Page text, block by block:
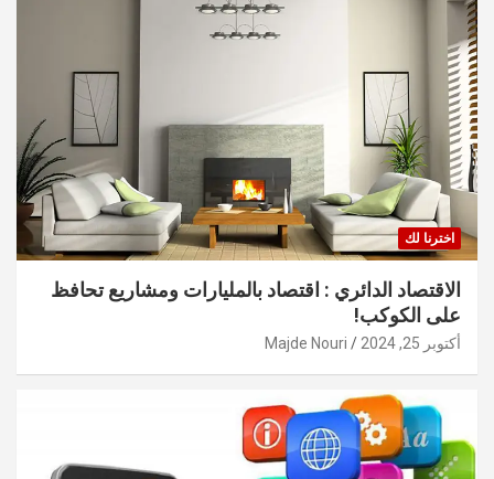
اخترنا لك
الاقتصاد الدائري : اقتصاد بالمليارات ومشاريع تحافظ
على الكوكب!
أكتوبر 25, 2024 Majde Nouri